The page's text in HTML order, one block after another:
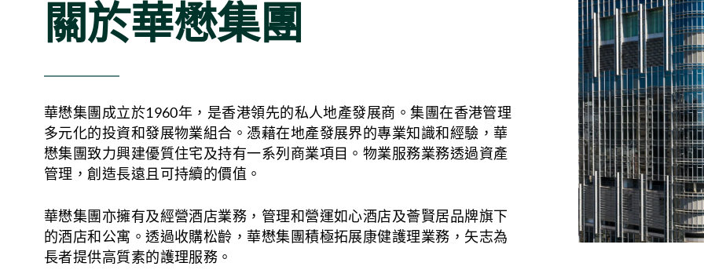
關於華懋集團
華懋集團成立於1960年，是香港領先的私人地產發展商。集團在香港管理
多元化的投資和發展物業組合。憑藉在地產發展界的專業知識和經驗，華
懋集團致力興建優質住宅及持有一系列商業項目。物業服務業務透過資產
管理，創造長遠且可持續的價值。
華懋集團亦擁有及經營酒店業務，管理和營運如心酒店及薈賢居品牌旗下
的酒店和公寓。透過收購松齡，華懋集團積極拓展康健護理業務，矢志為
長者提供高質素的護理服務。